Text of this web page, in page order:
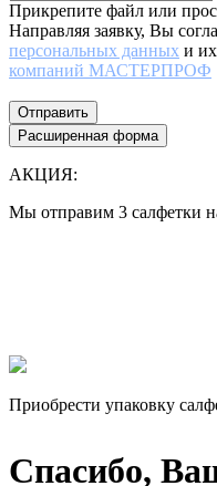
Прикрепите файл или
Направляя заявку, Вы
персональных данных и их
компаний МАСТЕРПРОФ
Отправить
Расширенная форма
АКЦИЯ:
Мы отправим 3 салфетки
Приобрести упаковку
Спасибо,